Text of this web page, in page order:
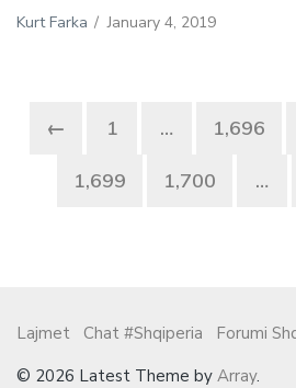
Kurt Farka / January 4, 2019
← 1 … 1,696
1,699 1,700 …
Lajmet Chat #Shqiperia Forumi
© 2026 Latest Theme by Array.